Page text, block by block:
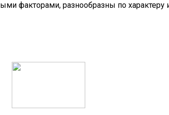
факторами, разнообразны по